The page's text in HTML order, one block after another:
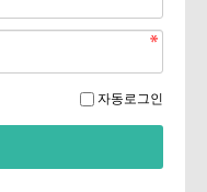
자동로그인